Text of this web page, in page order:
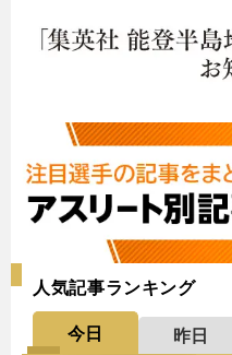
人気記事ランキング
今日 昨日